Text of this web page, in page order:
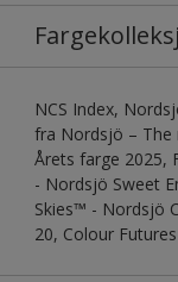
NCS Index,
fra Nordsjö – The
Årets farge 2025,
- Nordsjö Sweet
Skies™ - Nordsjö
20, Colour